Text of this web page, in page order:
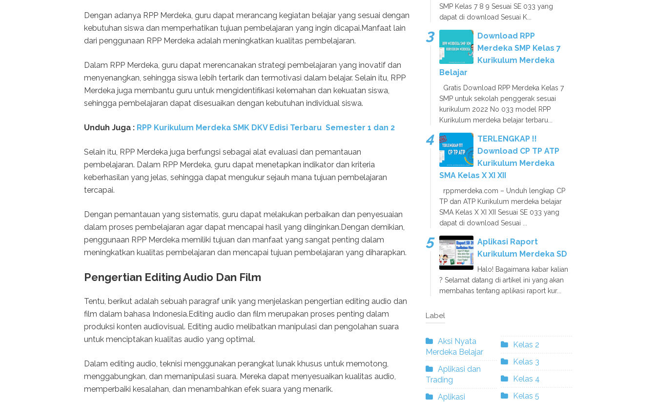
Dengan adanya RPP Merdeka, guru dapat merancang kegiatan belajar yang sesuai dengan
kebutuhan siswa dan memperhatikan tujuan pembelajaran yang ingin dicapai.Manfaat lain
dari penggunaan RPP Merdeka adalah meningkatkan kualitas pembelajaran.
Dalam RPP Merdeka, guru dapat merencanakan strategi pembelajaran yang inovatif dan
menyenangkan, sehingga siswa lebih tertarik dan termotivasi dalam belajar. Selain itu, RPP
Merdeka juga membantu guru untuk mengidentifikasi kelemahan dan kekuatan siswa,
sehingga pembelajaran dapat disesuaikan dengan kebutuhan individual siswa.
Unduh Juga : RPP Kurikulum Merdeka SMK DKV Edisi Terbaru Semester 1 dan 2
Selain itu, RPP Merdeka juga berfungsi sebagai alat evaluasi dan pemantauan
pembelajaran. Dalam RPP Merdeka, guru dapat menetapkan indikator dan kriteria
keberhasilan yang jelas, sehingga dapat mengukur sejauh mana tujuan pembelajaran
tercapai.
Dengan pemantauan yang sistematis, guru dapat melakukan perbaikan dan penyesuaian
dalam proses pembelajaran agar dapat mencapai hasil yang diinginkan.Dengan demikian,
penggunaan RPP Merdeka memiliki tujuan dan manfaat yang sangat penting dalam
meningkatkan kualitas pembelajaran dan mencapai tujuan pembelajaran yang diharapkan.
Pengertian Editing Audio Dan Film
Tentu, berikut adalah sebuah paragraf unik yang menjelaskan pengertian editing audio dan
film dalam bahasa Indonesia.Editing audio dan film merupakan proses penting dalam
produksi konten audiovisual. Editing audio melibatkan manipulasi dan pengolahan suara
untuk menciptakan kualitas audio yang optimal.
Dalam editing audio, teknisi menggunakan perangkat lunak khusus untuk memotong,
menggabungkan, dan memanipulasi suara. Mereka dapat menyesuaikan kualitas audio,
memperbaiki kesalahan, dan menambahkan efek suara yang menarik.
SMP Kelas 7 8 9 Sesuai SE 033 yang
dapat di download Sesuai K...
Download RPP
Merdeka SMP Kelas 7
Kurikulum Merdeka
Belajar
Gratis Download RPP Merdeka Kelas 7
SMP untuk sekolah penggerak sesuai
kurikulum 2022 No 033 model RPP
Kurikulum merdeka belajar terbaru...
TERLENGKAP !!
Download CP TP ATP
Kurikulum Merdeka
SMA Kelas X XI XII
rppmerdeka.com – Unduh lengkap CP
TP dan ATP Kurikulum merdeka belajar
SMA Kelas X XI XII Sesuai SE 033 yang
dapat di download Sesuai ...
Aplikasi Raport
Kurikulum Merdeka SD
Halo! Bagaimana kabar kalian
? Selamat datang di artikel ini yang akan
membahas tentang aplikasi raport kur...
Label
Aksi Nyata
Merdeka Belajar
Aplikasi dan
Trading
Aplikasi
Kelas 2
Kelas 3
Kelas 4
Kelas 5